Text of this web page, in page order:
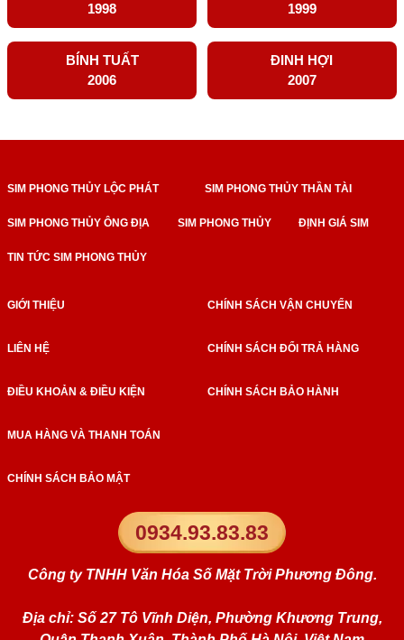
1998
1999
BÍNH TUẤT
2006
ĐINH HỢI
2007
SIM PHONG THỦY LỘC PHÁT SIM PHONG THỦY THẦN TÀI
SIM PHONG THỦY ÔNG ĐỊA SIM PHONG THỦY ĐỊNH GIÁ SIM
TIN TỨC SIM PHONG THỦY
0934.93.83.83
Công ty TNHH Văn Hóa Số Mặt Trời Phương Đông.
Địa chỉ: Số 27 Tô Vĩnh Diện, Phường Khương Trung,
GIỚI THIỆU
LIÊN HỆ
ĐIỀU KHOẢN & ĐIỀU KIỆN
MUA HÀNG VÀ THANH TOÁN
CHÍNH SÁCH BẢO MẬT
CHÍNH SÁCH VẬN CHUYỂN
CHÍNH SÁCH ĐỔI TRẢ HÀNG
CHÍNH SÁCH BẢO HÀNH